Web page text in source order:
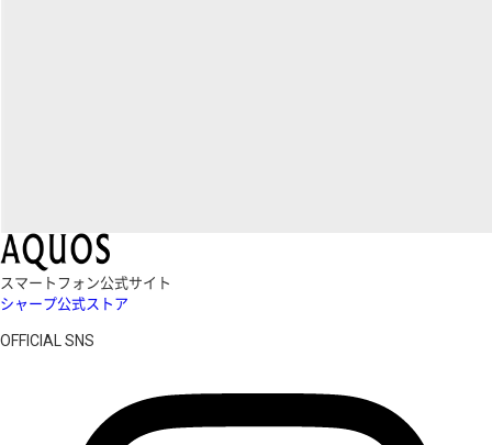
スマートフォン公式サイト
シャープ公式ストア
OFFICIAL SNS